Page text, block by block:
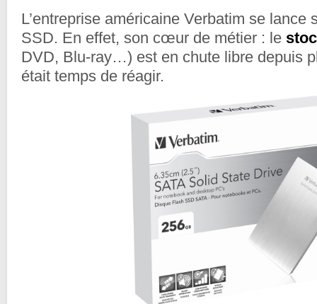
L’entreprise américaine Verbatim se lance
SSD. En effet, son cœur de métier : le
DVD, Blu-ray…) est en chute libre depuis
était temps de réagir.